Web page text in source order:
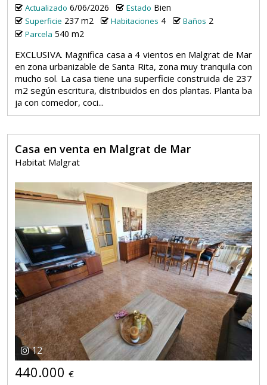
Actualizado 6/06/2026 Estado Bien
Superficie 237 m2 Habitaciones 4 Baños 2
Parcela 540 m2
EXCLUSIVA. Magnifica casa a 4 vientos en Malgrat de Mar
en zona urbanizable de Santa Rita, zona muy tranquila con
mucho sol. La casa tiene una superficie construida de 237
m2 según escritura, distribuidos en dos plantas. Planta ba
ja con comedor, coci...
Casa en venta en Malgrat de Mar
Habitat Malgrat
12
440.000 €